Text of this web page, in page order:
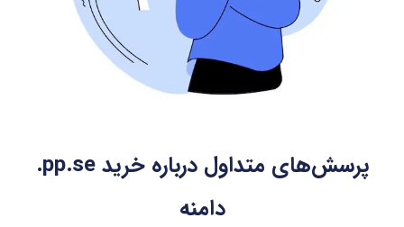
.pp.seپرسش‌های متداول درباره خرید
دامنه